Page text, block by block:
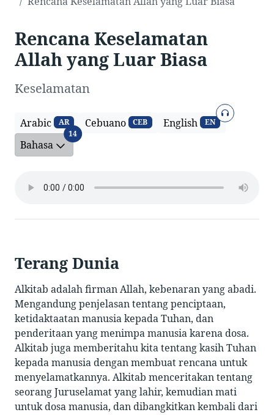
Rencana Keselamatan
Allah yang Luar Biasa
Keselamatan
Arabic AR Cebuano CEB English EN
Audio
Bahasa
14Bahasa
Terang Dunia
Alkitab adalah firman Allah, kebenaran yang abadi.
Mengandung penjelasan tentang penciptaan,
ketidaktaatan manusia kepada Tuhan, dan
penderitaan yang menimpa manusia karena dosa.
Alkitab juga memberitahu kita tentang kasih Tuhan
kepada manusia dengan membuat rencana untuk
menyelamatkannya. Alkitab menceritakan tentang
seorang Juruselamat yang lahir, kemudian mati
untuk dosa manusia, dan dibangkitkan kembali dari